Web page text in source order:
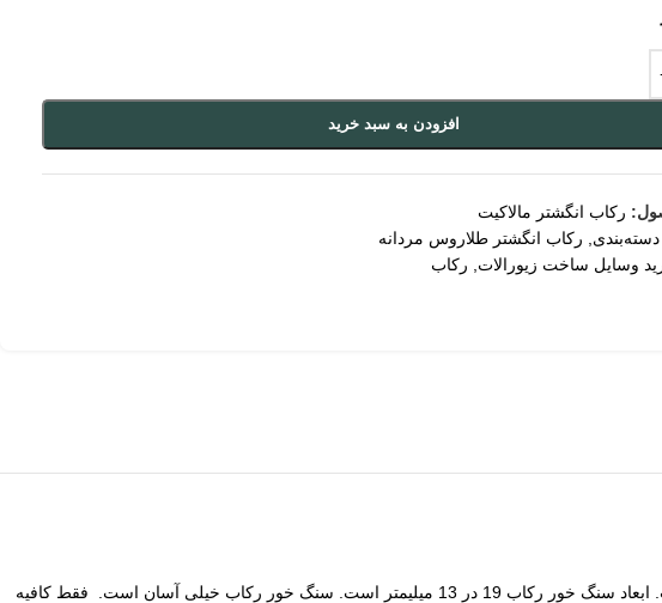
افزودن به سبد خرید
رکاب انگشتر مالاکیت
رکاب انگشتر طلاروس مردانه
وسایل ساخت زیورالات رکاب
است. ابعاد سنگ خور رکاب 19 در 13 میلیمتر است. سنگ خور رکاب خیلی آسان است. فقط کافیه